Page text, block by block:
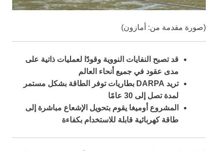
(صورة مقدمة من: أمازون)
قد تصبح النفايات النووية وقودًا لعمليات ذاتية على
مدى عقود في جميع أنحاء العالم
تريد DARPA بطاريات توفر الطاقة بشكل مستمر
لمدة تصل إلى 30 عامًا
المشروع أوميغا يقوم بتحويل الإشعاع مباشرة إلى
طاقة كهربائية قابلة للاستخدام بكفاءة